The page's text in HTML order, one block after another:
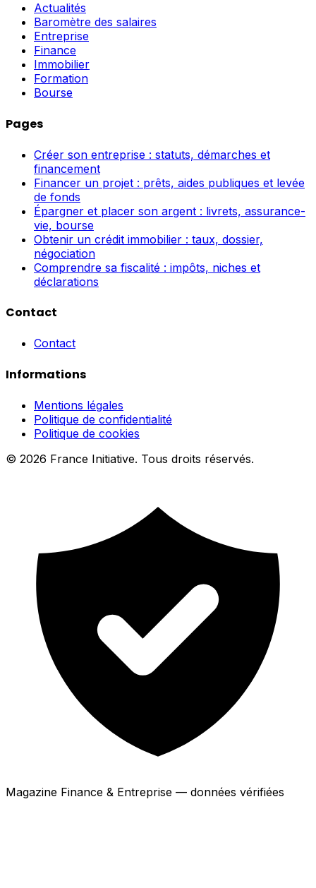
Actualités
Baromètre des salaires
Entreprise
Finance
Immobilier
Formation
Bourse
Pages
Créer son entreprise : statuts, démarches et
financement
Financer un projet : prêts, aides publiques et levée
de fonds
Épargner et placer son argent : livrets, assurance-
vie, bourse
Obtenir un crédit immobilier : taux, dossier,
négociation
Comprendre sa fiscalité : impôts, niches et
déclarations
Contact
Contact
Informations
Mentions légales
Politique de confidentialité
Politique de cookies
© 2026 France Initiative. Tous droits réservés.
Magazine Finance & Entreprise — données vérifiées